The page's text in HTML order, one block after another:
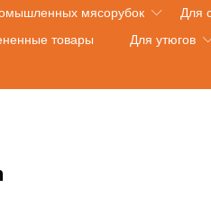
мясорубок Для
товары Для утюгов